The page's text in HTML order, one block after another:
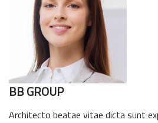
BB GROUP
Architecto beatae vitae dicta sunt